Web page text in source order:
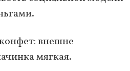
внешне
мягкая.